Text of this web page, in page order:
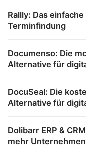
Rallly: Das
Terminfindung
Documenso: Die
Alternative für
DocuSeal: Die
Alternative für
Dolibarr ERP &
mehr